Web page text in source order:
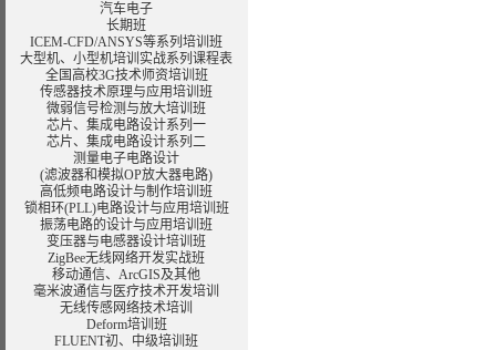
汽车电子
长期班
ICEM-CFD/ANSYS等系列培训班
大型机、小型机培训实战系列课程表
全国高校3G技术师资培训班
传感器技术原理与应用培训班
微弱信号检测与放大培训班
芯片、集成电路设计系列一
芯片、集成电路设计系列二
测量电子电路设计
(滤波器和模拟OP放大器电路)
高低频电路设计与制作培训班
锁相环(PLL)电路设计与应用培训班
振荡电路的设计与应用培训班
变压器与电感器设计培训班
ZigBee无线网络开发实战班
移动通信、 ArcGIS及其他
毫米波通信与医疗技术开发培训
无线传感网络技术培训
Deform培训班
FLUENT初、中级培训班